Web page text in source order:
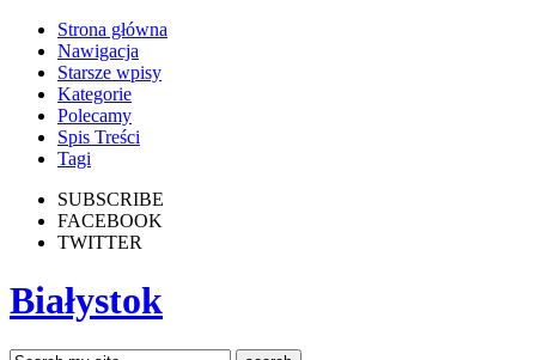
Strona główna
Nawigacja
Starsze wpisy
Kategorie
Polecamy
Spis Treści
Tagi
SUBSCRIBE
FACEBOOK
TWITTER
Białystok